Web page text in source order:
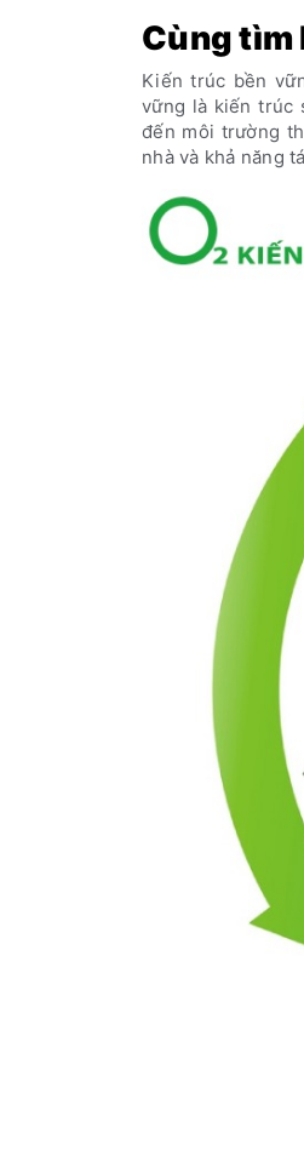
Cùng tìm
Kiến trúc bền
vững là kiến trúc
đến môi trường
nhà và khả năng